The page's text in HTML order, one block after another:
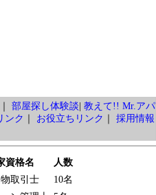
部屋探し体験談 教えて!! Mr.アパ
ンク お役立ちリンク
採用情報
資格名
人数
取引士
10名